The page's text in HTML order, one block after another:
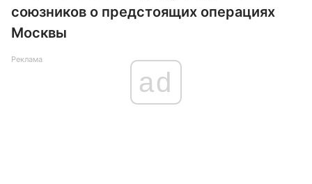
союзников о предстоящих операциях
Москвы
Реклама
ad